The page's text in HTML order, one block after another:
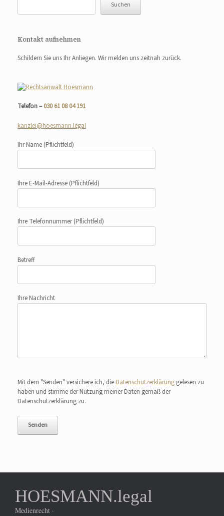
Suchen
Kontakt aufnehmen
Schildern Sie uns Ihr Anliegen. Wir melden uns zeitnah zurück.
Telefon –030 61 08 04 191
kanzlei@hoesmann.legal
Ihr Name (Pflichtfeld)
Ihre E-Mail-Adresse (Pflichtfeld)
Ihre Telefonnummer(Pflichtfeld)
Betreff
Ihre Nachricht
Mit dem "Senden" versichere ich, die Datenschutzerklärung gelesen zu
haben und stimme der Nutzung meiner Daten gemäß der
Datenschutzerklärung zu.
HOESMANN.legal
Medienrecht ·